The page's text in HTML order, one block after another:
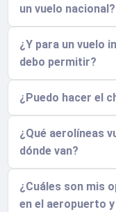
un vuelo nacional?
¿Y para un vuelo
debo permitir?
¿Puedo hacer el
¿Qué aerolíneas
dónde van?
¿Cuáles son mis
en el aeropuerto